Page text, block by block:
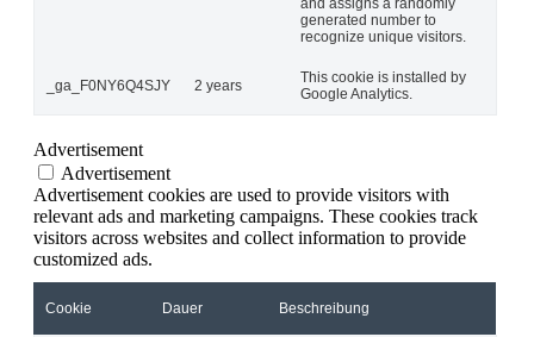
generated number to
recognize unique visitors.
_ga_F0NY6Q4SJY 2 years
This cookie is installed by
Google Analytics.
Advertisement
Advertisement
Advertisement cookies are used to provide visitors with
relevant ads and marketing campaigns. These cookies track
visitors across websites and collect information to provide
customized ads.
Cookie Dauer Beschreibung